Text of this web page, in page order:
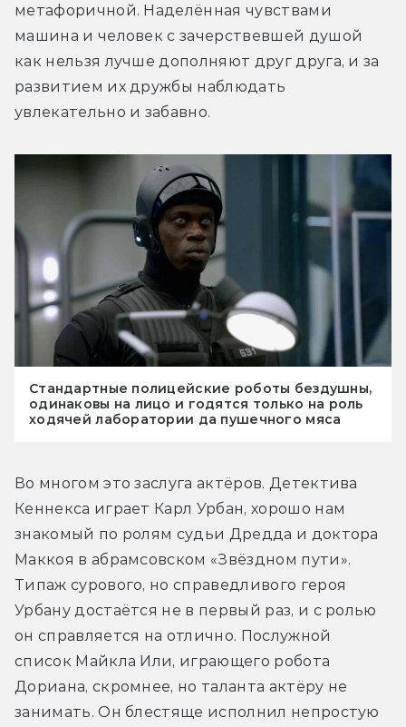
метафоричной. Наделённая чувствами
машина и человек с зачерствевшей душой
как нельзя лучше дополняют друг друга, и за
развитием их дружбы наблюдать
увлекательно и забавно.
Стандартные полицейские роботы бездушны,
одинаковы на лицо и годятся только на роль
ходячей лаборатории да пушечного мяса
Во многом это заслуга актёров. Детектива
Кеннекса играет Карл Урбан, хорошо нам
знакомый по ролям судьи Дредда и доктора
Маккоя в абрамсовском «Звёздном пути».
Типаж сурового, но справедливого героя
Урбану достаётся не в первый раз, и с ролью
он справляется на отлично. Послужной
список Майкла Или, играющего робота
Дориана, скромнее, но таланта актёру не
занимать. Он блестяще исполнил непростую